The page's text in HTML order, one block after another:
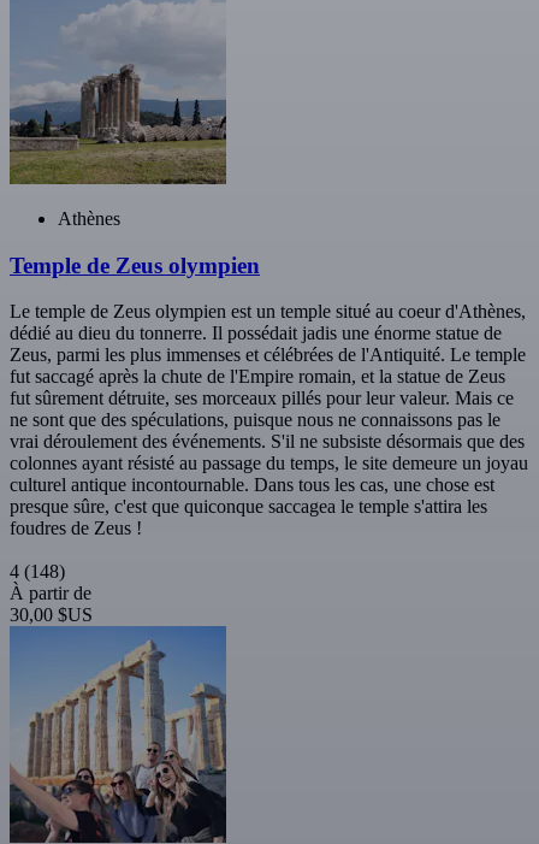
Athènes
Temple de Zeus olympien
Le temple de Zeus olympien est un temple situé au coeur d'Athènes,
dédié au dieu du tonnerre. Il possédait jadis une énorme statue de
Zeus, parmi les plus immenses et célébrées de l'Antiquité. Le temple
fut saccagé après la chute de l'Empire romain, et la statue de Zeus
fut sûrement détruite, ses morceaux pillés pour leur valeur. Mais ce
ne sont que des spéculations, puisque nous ne connaissons pas le
vrai déroulement des événements. S'il ne subsiste désormais que des
colonnes ayant résisté au passage du temps, le site demeure un joyau
culturel antique incontournable. Dans tous les cas, une chose est
presque sûre, c'est que quiconque saccagea le temple s'attira les
foudres de Zeus !
4 (148)
À partir de
30,00 $US